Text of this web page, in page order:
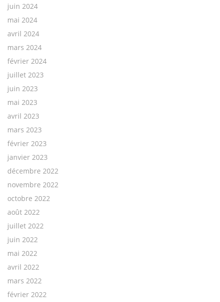
juin 2024
mai 2024
avril 2024
mars 2024
février 2024
juillet 2023
juin 2023
mai 2023
avril 2023
mars 2023
février 2023
janvier 2023
décembre 2022
novembre 2022
octobre 2022
août 2022
juillet 2022
juin 2022
mai 2022
avril 2022
mars 2022
février 2022